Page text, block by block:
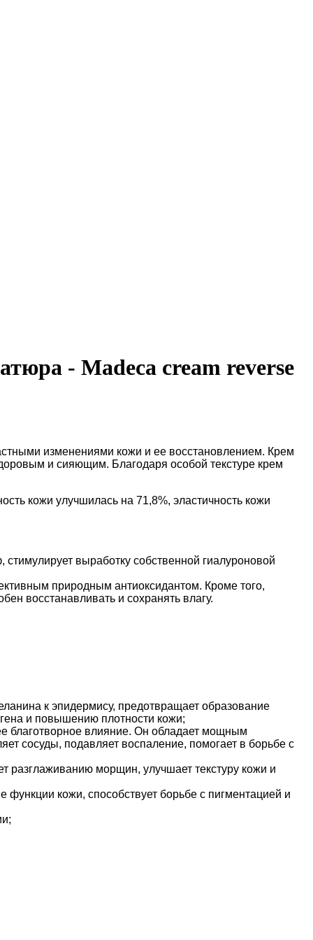
- Madeca cream reverse
изменениями кожи и ее восстановлением. Крем
и сияющим. Благодаря особой текстуре крем
кожи улучшилась на 71,8%, эластичность кожи
выработку собственной гиалуроновой
природным антиоксидантом. Кроме того,
восстанавливать и сохранять влагу.
к эпидермису, предотвращает образование
и повышению плотности кожи;
благотворное влияние. Он обладает мощным
сосуды, подавляет воспаление, помогает в борьбе с
разглаживанию морщин, улучшает текстуру кожи и
кожи, способствует борьбе с пигментацией и